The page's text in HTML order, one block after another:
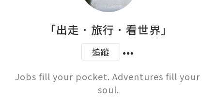
「出走．旅行．看世界」
追蹤
Jobs fill your pocket. Adventures fill your
soul.